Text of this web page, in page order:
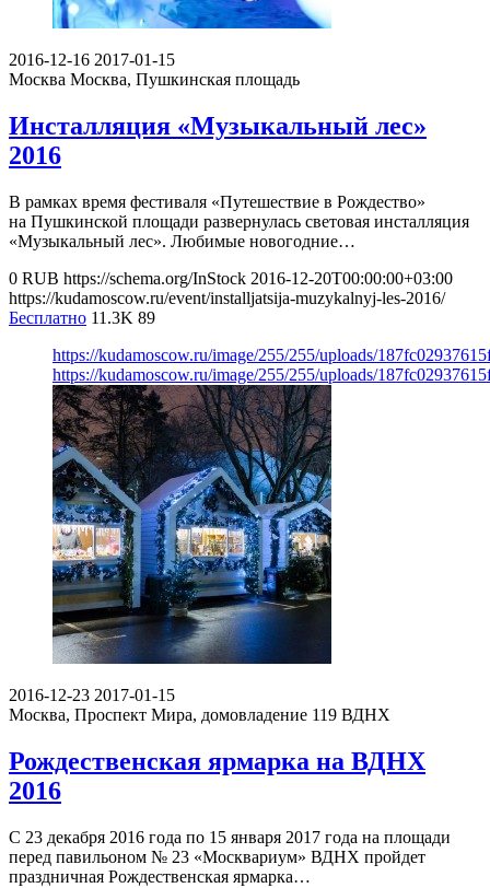
2016-12-16 2017-01-15
Москва Москва, Пушкинская площадь
Инсталляция «Музыкальный лес»
2016
В рамках время фестиваля «Путешествие в Рождество»
на Пушкинской площади развернулась световая инсталляция
«Музыкальный лес». Любимые новогодние…
0 RUB https://schema.org/InStock 2016-12-20T00:00:00+03:00
https://kudamoscow.ru/event/installjatsija-muzykalnyj-les-2016/
Бесплатно 11.3K 89
https://kudamoscow.ru/image/255/255/uploads/
https://kudamoscow.ru/image/255/255/uploads/
2016-12-23 2017-01-15
Москва, Проспект Мира, домовладение 119 ВДНХ
Рождественская ярмарка на ВДНХ
2016
С 23 декабря 2016 года по 15 января 2017 года на площади
перед павильоном № 23 «Москвариум» ВДНХ пройдет
праздничная Рождественская ярмарка…